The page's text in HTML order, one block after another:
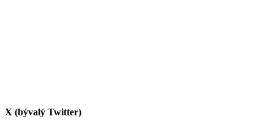
X (bývalý Twitter)